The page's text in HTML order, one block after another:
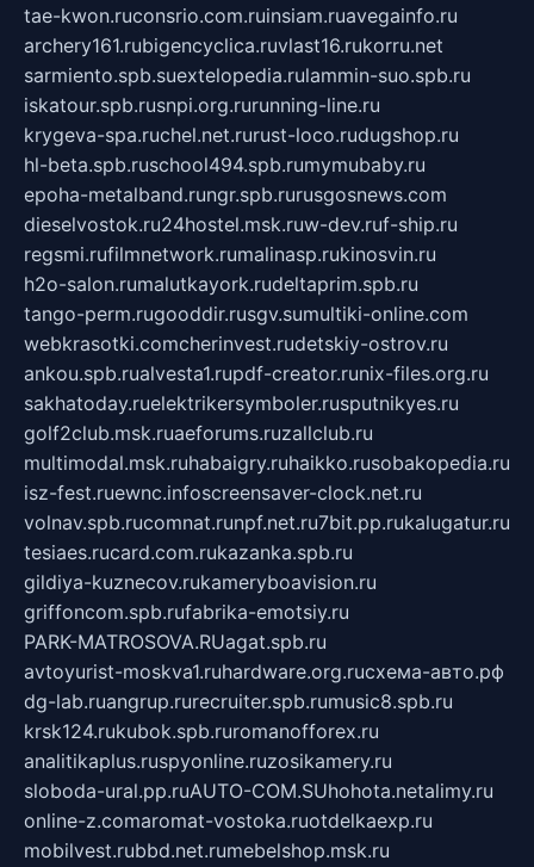
tae-kwon.ruconsrio.com.ruinsiam.ruavegainfo.ru
archery161.rubigencyclica.ruvlast16.rukorru.net
sarmiento.spb.suextelopedia.rulammin-suo.spb.ru
iskatour.spb.rusnpi.org.rurunning-line.ru
krygeva-spa.ruchel.net.rurust-loco.rudugshop.ru
hl-beta.spb.ruschool494.spb.rumymubaby.ru
epoha-metalband.rungr.spb.rurusgosnews.com
dieselvostok.ru24hostel.msk.ruw-dev.ruf-ship.ru
regsmi.rufilmnetwork.rumalinasp.rukinosvin.ru
h2o-salon.rumalutkayork.rudeltaprim.spb.ru
tango-perm.rugooddir.rusgv.sumultiki-online.com
webkrasotki.comcherinvest.rudetskiy-ostrov.ru
ankou.spb.rualvesta1.rupdf-creator.runix-files.org.ru
sakhatoday.ruelektrikersymboler.rusputnikyes.ru
golf2club.msk.ruaeforums.ruzallclub.ru
multimodal.msk.ruhabaigry.ruhaikko.rusobakopedia.ru
isz-fest.ruewnc.infoscreensaver-clock.net.ru
volnav.spb.rucomnat.runpf.net.ru7bit.pp.rukalugatur.ru
tesiaes.rucard.com.rukazanka.spb.ru
gildiya-kuznecov.rukameryboavision.ru
griffoncom.spb.rufabrika-emotsiy.ru
PARK-MATROSOVA.RUagat.spb.ru
avtoyurist-moskva1.ruhardware.org.ruсхема-авто.рф
dg-lab.ruangrup.rurecruiter.spb.rumusic8.spb.ru
krsk124.rukubok.spb.ruromanofforex.ru
analitikaplus.ruspyonline.ruzosikamery.ru
sloboda-ural.pp.ruAUTO-COM.SUhohota.netalimy.ru
online-z.comaromat-vostoka.ruotdelkaexp.ru
mobilvest.rubbd.net.rumebelshop.msk.ru